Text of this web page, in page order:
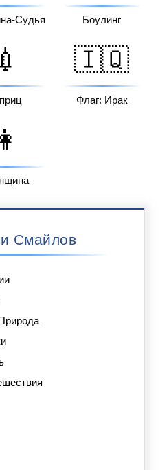
Судья Боулинг
💉 🇮🇶
Флаг: Ирак
👩
Смайлов